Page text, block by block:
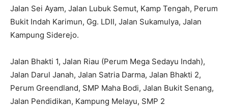
Jalan Sei Ayam, Jalan Lubuk Semut, Kamp Tengah, Perum
Bukit Indah Karimun, Gg. LDII, Jalan Sukamulya, Jalan
Kampung Siderejo.
Jalan Bhakti 1, Jalan Riau (Perum Mega Sedayu Indah),
Jalan Darul Janah, Jalan Satria Darma, Jalan Bhakti 2,
Perum Greendland, SMP Maha Bodi, Jalan Bukit Senang,
Jalan Pendidikan, Kampung Melayu, SMP 2